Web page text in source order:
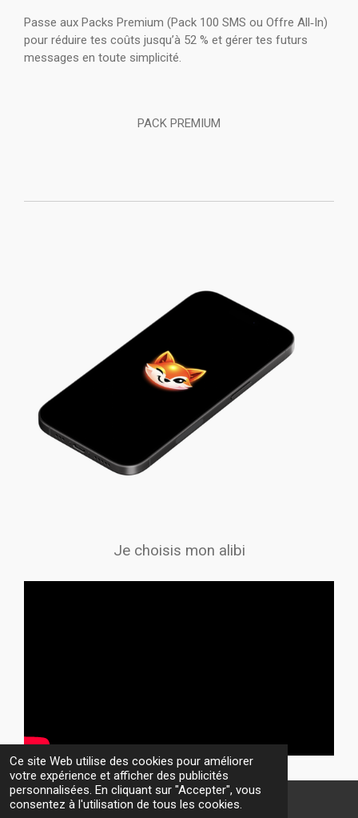
Ce site Web utilise des cookies pour améliorer
votre expérience et afficher des publicités
personnalisées. En cliquant sur "Accepter", vous
consentez à l'utilisation de tous les cookies.
Passe aux Packs Premium (Pack 100 SMS ou Offre All‑In)
pour réduire tes coûts jusqu’à 52 % et gérer tes futurs
messages en toute simplicité.
PACK PREMIUM
Je choisis mon alibi
© 2026 ALLIBI.EU